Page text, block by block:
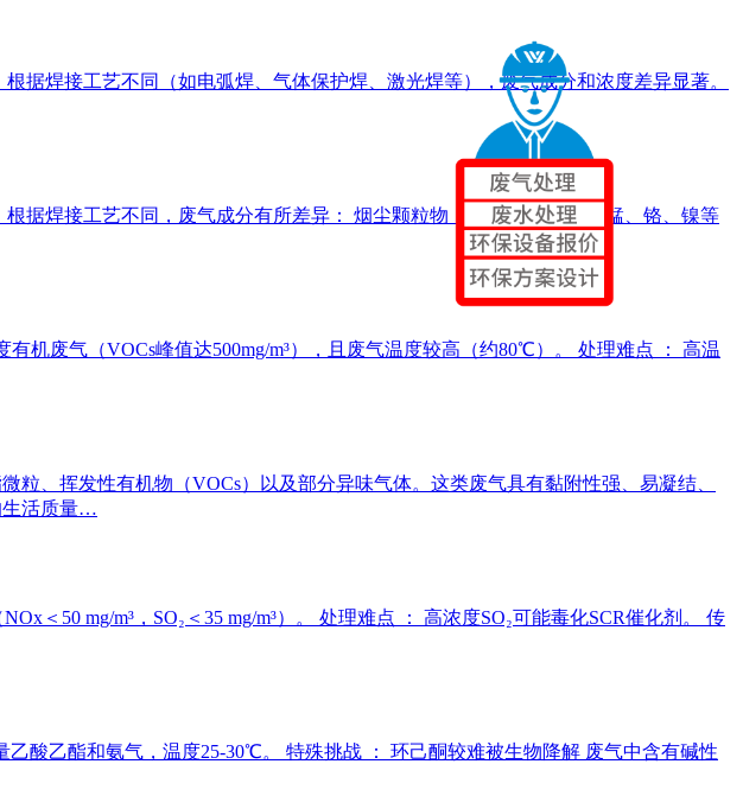
据焊接工艺不同（如电弧焊、气体保护焊、激光焊等），废气成分和浓度差异显著。
据焊接工艺不同，废气成分有所差异： 烟尘颗粒物 ：主要成分为铁、锰、铬、镍等
机废气（VOCs峰值达500mg/m³），且废气温度较高（约80℃）。 处理难点 ： 高温
、挥发性有机物（VOCs）以及部分异味气体。这类废气具有黏附性强、易凝结、
生活质量…
＜50 mg/m³，SO₂＜35 mg/m³）。 处理难点 ： 高浓度SO₂可能毒化SCR催化剂。 传
乙酸乙酯和氨气，温度25-30℃。 特殊挑战 ： 环己酮较难被生物降解 废气中含有碱性